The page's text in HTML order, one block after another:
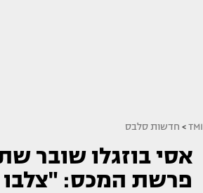
TMI
> חדשות סלבס
אסי בוזגלו שובר
פרשת המכס: "צלבו